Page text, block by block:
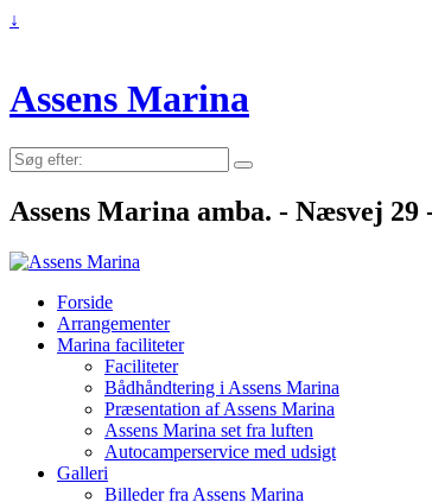
↓
Assens Marina
Søg
efter:
Assens Marina amba. - Næsvej 29
Forside
Arrangementer
Marina faciliteter
Faciliteter
Bådhåndtering i Assens Marina
Præsentation af Assens Marina
Assens Marina set fra luften
Autocamperservice med udsigt
Galleri
Billeder fra Assens Marina